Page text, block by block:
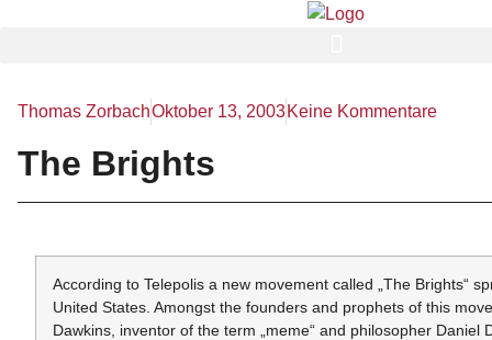
Thomas ZorbachOktober 13, 2003Keine Kommentare
The Brights
According to Telepolis a new movement called „The Brights“
United States. Amongst the founders and prophets of this
Dawkins, inventor of the term „meme“ and philosopher Daniel